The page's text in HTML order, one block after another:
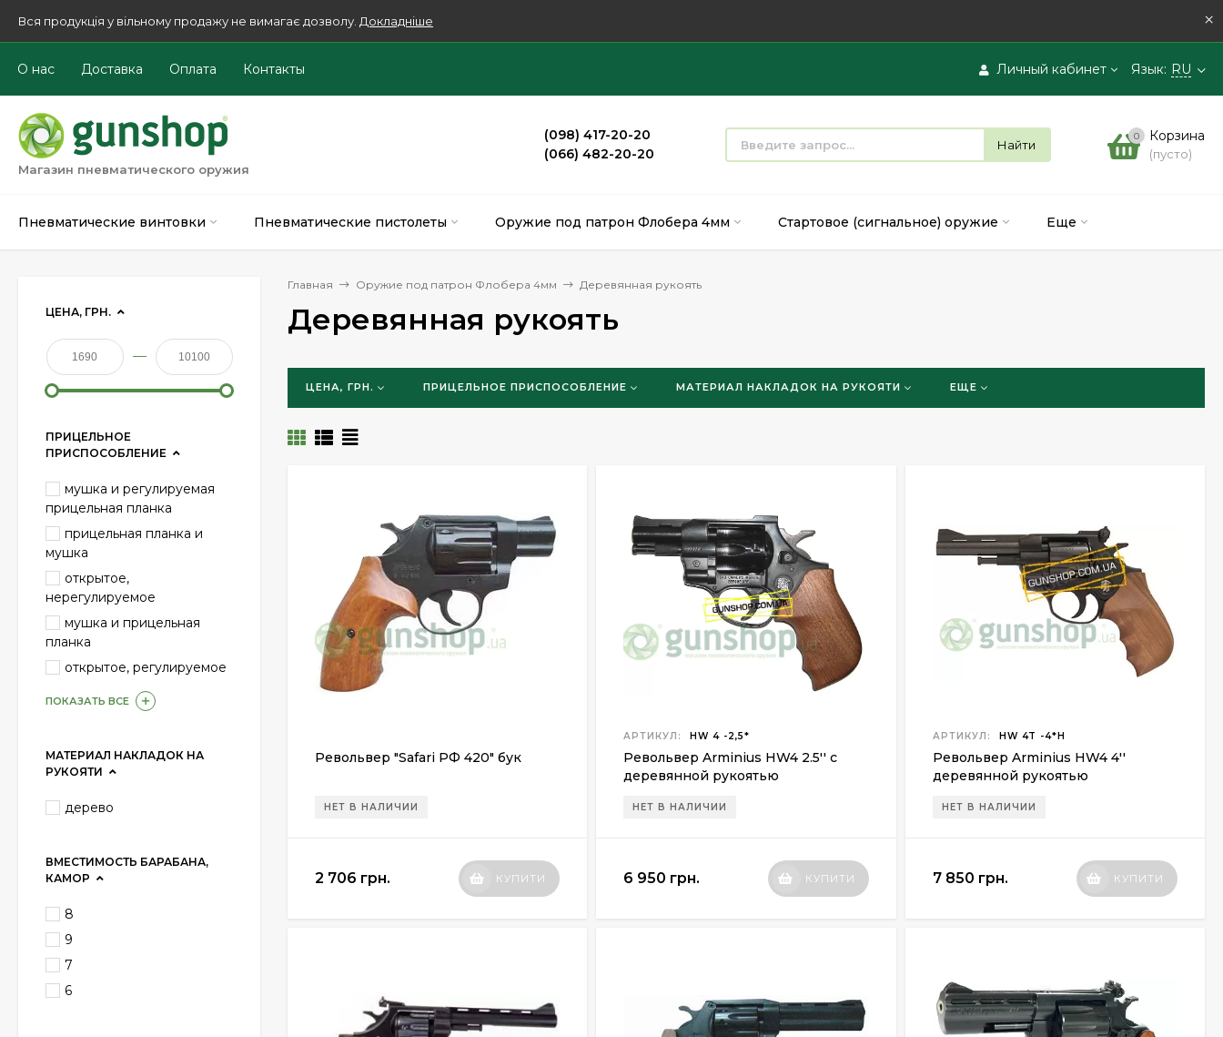
Вся продукція у вільному продажу не вимагає дозволу. Докладніше ×
Личный кабинет
Вход
Регистрация
Язык: RU
О нас Доставка Оплата Контакты
Магазин пневматического оружия
(098) 417-20-20
(066) 482-20-20
Найти
0 Корзина
(пусто)
Пневматические винтовки Пневматические пистолеты Оружие под патрон Флобера 4мм Стартовое (сигнальное) оружие Еще
Главная Оружие под патрон Флобера 4мм Деревянная рукоять
Деревянная рукоять
ЦЕНА, ГРН. ПРИЦЕЛЬНОЕ ПРИСПОСОБЛЕНИЕ МАТЕРИАЛ НАКЛАДОК НА РУКОЯТИ ЕЩЕ
Револьвер "Safari РФ 420" бук
НЕТ В НАЛИЧИИ
2 706 грн. КУПИТИ
АРТИКУЛ: HW 4 -2,5*
Револьвер Arminius HW4 2.5'' с
деревянной рукоятью
НЕТ В НАЛИЧИИ
6 950 грн. КУПИТИ
АРТИКУЛ: HW 4T -4*H
Револьвер Arminius HW4 4''
деревянной рукоятью
НЕТ В НАЛИЧИИ
7 850 грн. КУПИТИ
ЦЕНА, ГРН.
—
ПРИЦЕЛЬНОЕ
ПРИСПОСОБЛЕНИЕ
мушка и регулируемая
прицельная планка
прицельная планка и
мушка
открытое,
нерегулируемое
мушка и прицельная
планка
открытое, регулируемое
ПОКАЗАТЬ ВСЕ
МАТЕРИАЛ НАКЛАДОК НА
РУКОЯТИ
дерево
ВМЕСТИМОСТЬ БАРАБАНА,
КАМОР
8
9
7
6